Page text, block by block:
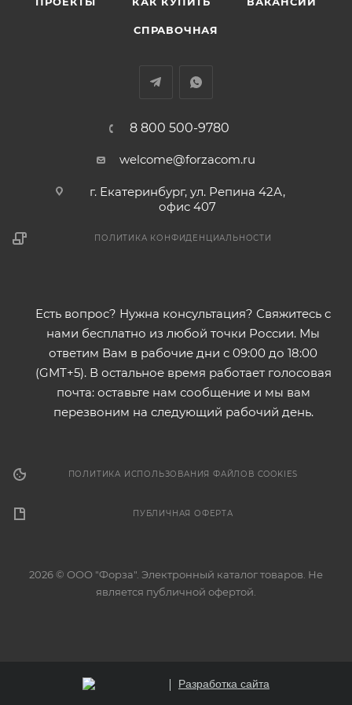
СПРАВОЧНАЯ
8 800 500-9780
welcome@forzacom.ru
г. Екатеринбург, ул. Репина 42А,
офис 407
ПОЛИТИКА КОНФИДЕНЦИАЛЬНОСТИ
Есть вопрос? Нужна консультация? Свяжитесь с
нами бесплатно из любой точки России. Мы
ответим Вам в рабочие дни с 09:00 до 18:00
(GMT+5). В остальное время работает голосовая
почта: оставьте нам сообщение и мы вам
перезвоним на следующий рабочий день.
ПОЛИТИКА ИСПОЛЬЗОВАНИЯ ФАЙЛОВ COOKIES
ПУБЛИЧНАЯ ОФЕРТА
2026 © ООО "Форза". Электронный каталог товаров. Не
является публичной офертой.
Разработка сайта